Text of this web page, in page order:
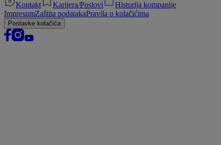
Kontakt Karijera/Poslovi
Historija kompanije
ImpresumZaštita podatakaPravila o kolačićima
Postavke kolačića